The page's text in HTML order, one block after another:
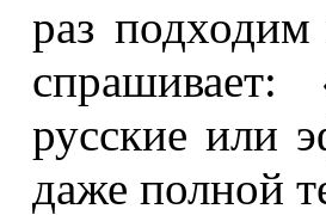
раз
русские или
даже полной